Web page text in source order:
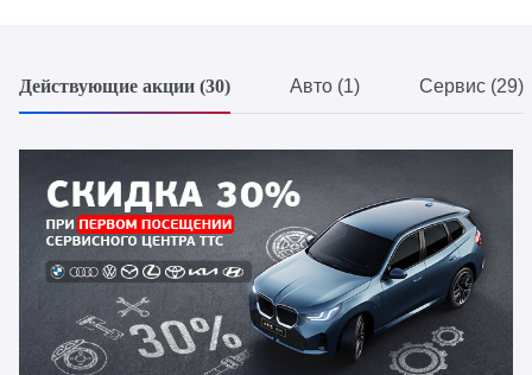
Действующие акции (30) Авто (1) Сервис (29)